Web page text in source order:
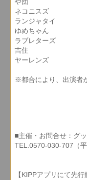
や団
ネコニスズ
ランジャタイ
ゆめちゃん
ラブレターズ
吉住
ヤーレンズ
※都合により、出演者
■主催・お問合せ：グ
TEL.0570-030-707（
【KIPPアプリにて先行